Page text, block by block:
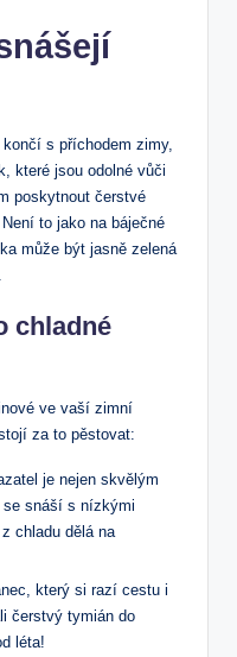
s příchodem zimy,
které jsou odolné vůči
poskytnout čerstvé
to jako na báječné
může být jasně zelená
chladné
ve vaší zimní
za to pěstovat:
je nejen skvělým
se snáší s nízkými
chladu dělá na
který si razí cestu i
čerstvý tymián do
léta!